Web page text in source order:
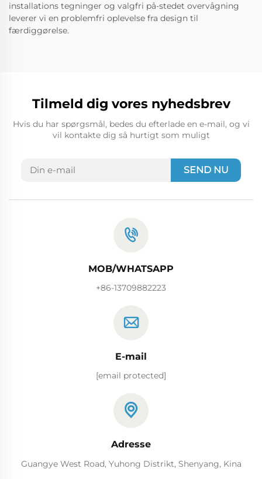
installations tegninger og valgfri på-stedet overvågning
leverer vi en problemfri oplevelse fra design til
færdiggørelse.
Tilmeld dig vores nyhedsbrev
Hvis du har spørgsmål, bedes du efterlade en e-mail, og vi
vil kontakte dig så hurtigt som muligt
SEND NU
MOB/WHATSAPP
+86-13709882223
E-mail
[email protected]
Adresse
Guangye West Road, Yuhong Distrikt, Shenyang, Kina